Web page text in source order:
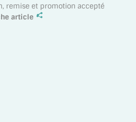
remise et promotion accepté
article